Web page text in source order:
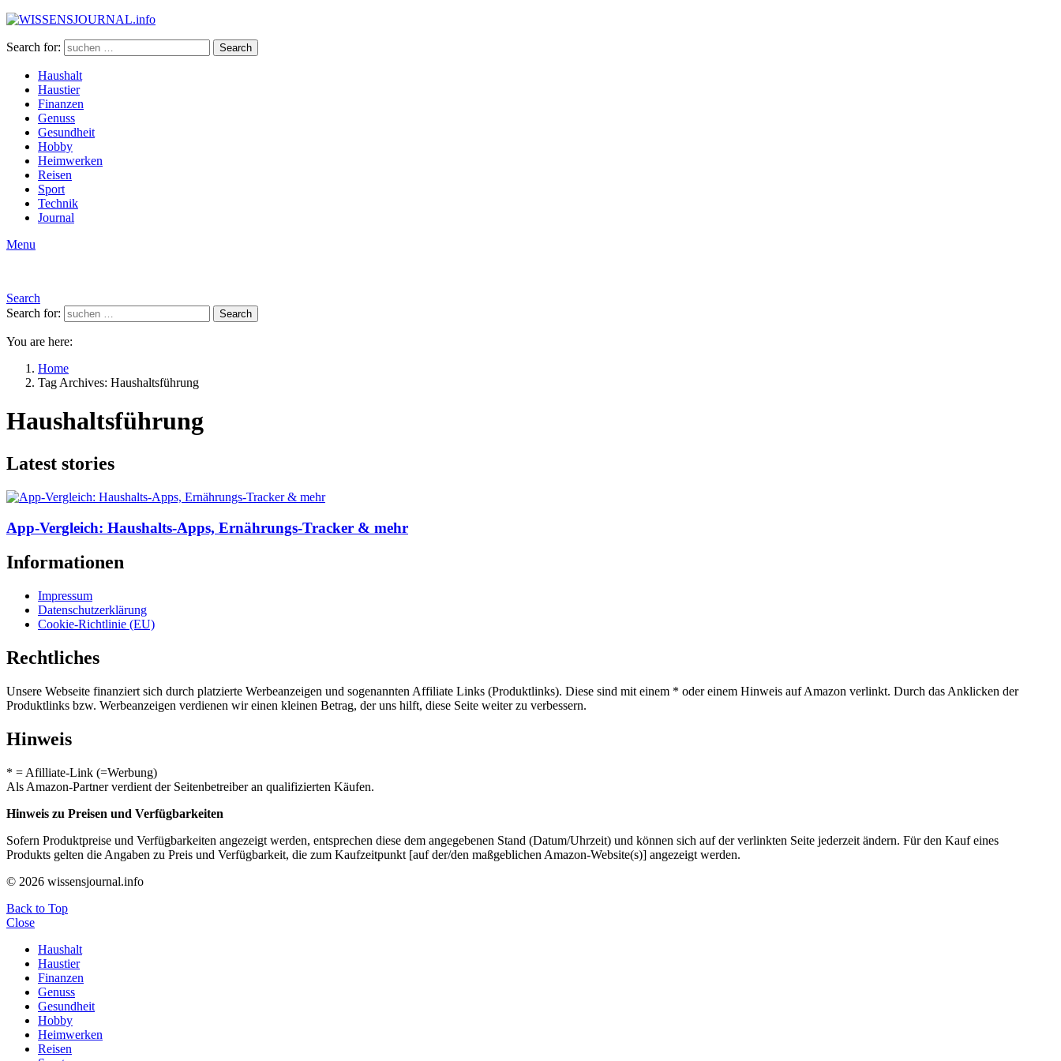
Search for: Search
Haushalt
Haustier
Finanzen
Genuss
Gesundheit
Hobby
Heimwerken
Reisen
Sport
Technik
Journal
Menu
Search
Search for:
Search
You are here:
Home
Tag Archives: Haushaltsführung
Haushaltsführung
Latest stories
App-Vergleich: Haushalts-Apps, Ernährungs-Tracker & mehr
Informationen
Impressum
Datenschutzerklärung
Cookie-Richtlinie (EU)
Rechtliches
Unsere Webseite finanziert sich durch platzierte Werbeanzeigen und sogenannten Affiliate Links (Produktlinks). Diese sind mit einem * oder einem Hinweis auf Amazon verlinkt. Durch das Anklicken der
Produktlinks bzw. Werbeanzeigen verdienen wir einen kleinen Betrag, der uns hilft, diese Seite weiter zu verbessern.
Hinweis
* = Afilliate-Link (=Werbung)
Als Amazon-Partner verdient der Seitenbetreiber an qualifizierten Käufen.
Hinweis zu Preisen und Verfügbarkeiten
Sofern Produktpreise und Verfügbarkeiten angezeigt werden, entsprechen diese dem angegebenen Stand (Datum/Uhrzeit) und können sich auf der verlinkten Seite jederzeit ändern. Für den Kauf eines
Produkts gelten die Angaben zu Preis und Verfügbarkeit, die zum Kaufzeitpunkt [auf der/den maßgeblichen Amazon-Website(s)] angezeigt werden.
© 2026 wissensjournal.info
Back to Top
Close
Haushalt
Haustier
Finanzen
Genuss
Gesundheit
Hobby
Heimwerken
Reisen